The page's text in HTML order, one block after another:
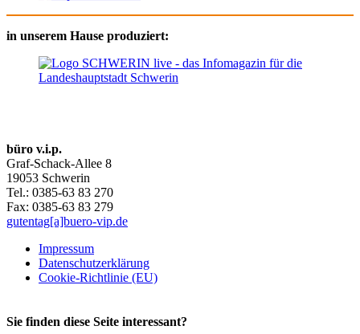
in unserem Hause produziert:
büro v.i.p.
Graf-Schack-Allee 8
19053 Schwerin
Tel.: 0385-63 83 270
Fax: 0385-63 83 279
gutentag[a]buero-vip.de
Impressum
Datenschutz­erklärung
Cookie-Richtlinie (EU)
Sie finden diese Seite interessant?